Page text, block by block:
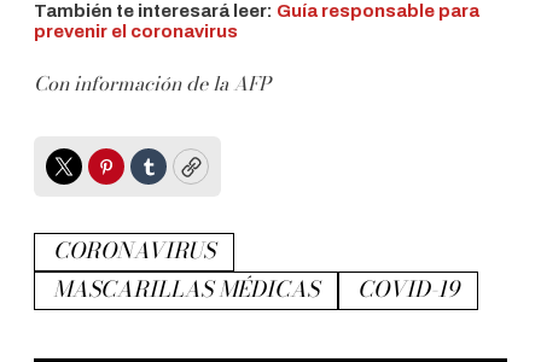
También te interesará leer: Guía responsable para
prevenir el coronavirus
Con información de la AFP
TwitterPinterest
TumblrCopy
CORONAVIRUS
MASCARILLAS MÉDICAS
COVID-19